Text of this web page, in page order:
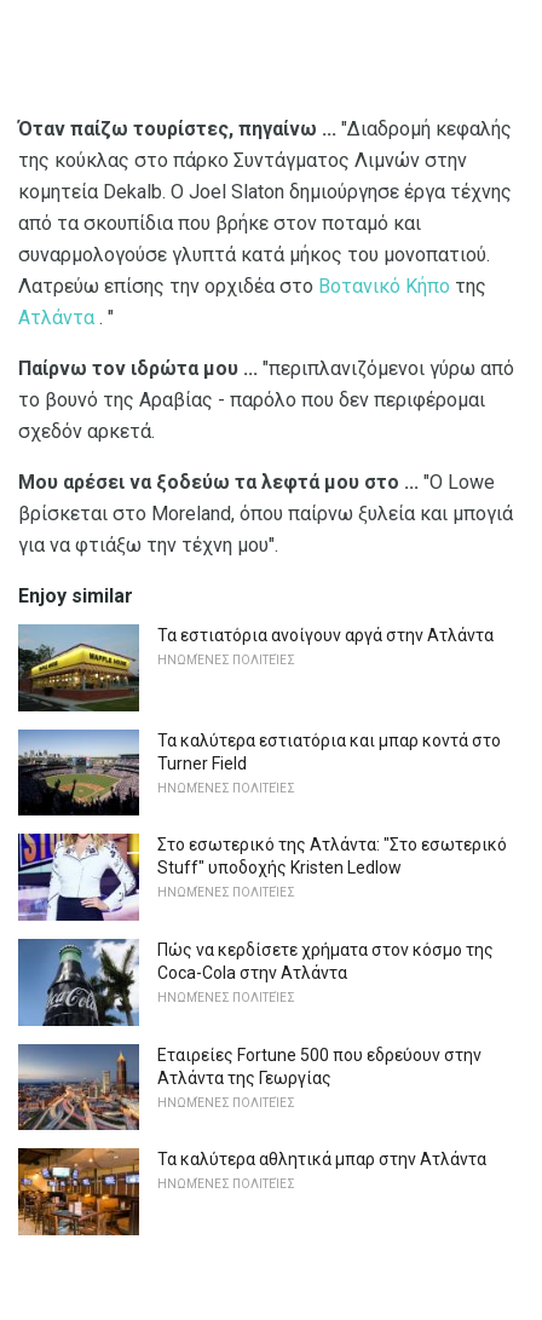
Όταν παίζω τουρίστες, πηγαίνω ... "Διαδρομή κεφαλής
της κούκλας στο πάρκο Συντάγματος Λιμνών στην
κομητεία Dekalb. Ο Joel Slaton δημιούργησε έργα τέχνης
από τα σκουπίδια που βρήκε στον ποταμό και
συναρμολογούσε γλυπτά κατά μήκος του μονοπατιού.
Λατρεύω επίσης την ορχιδέα στο Βοτανικό Κήπο της
Ατλάντα . "
Παίρνω τον ιδρώτα μου ... "περιπλανιζόμενοι γύρω από
το βουνό της Αραβίας - παρόλο που δεν περιφέρομαι
σχεδόν αρκετά.
Μου αρέσει να ξοδεύω τα λεφτά μου στο ... "Ο Lowe
βρίσκεται στο Moreland, όπου παίρνω ξυλεία και μπογιά
για να φτιάξω την τέχνη μου".
Enjoy similar
Τα εστιατόρια ανοίγουν αργά στην Ατλάντα
ΗΝΩΜΈΝΕΣ ΠΟΛΙΤΕΊΕΣ
Τα καλύτερα εστιατόρια και μπαρ κοντά στο
Turner Field
ΗΝΩΜΈΝΕΣ ΠΟΛΙΤΕΊΕΣ
Στο εσωτερικό της Ατλάντα: "Στο εσωτερικό
Stuff" υποδοχής Kristen Ledlow
ΗΝΩΜΈΝΕΣ ΠΟΛΙΤΕΊΕΣ
Πώς να κερδίσετε χρήματα στον κόσμο της
Coca-Cola στην Ατλάντα
ΗΝΩΜΈΝΕΣ ΠΟΛΙΤΕΊΕΣ
Εταιρείες Fortune 500 που εδρεύουν στην
Ατλάντα της Γεωργίας
ΗΝΩΜΈΝΕΣ ΠΟΛΙΤΕΊΕΣ
Τα καλύτερα αθλητικά μπαρ στην Ατλάντα
ΗΝΩΜΈΝΕΣ ΠΟΛΙΤΕΊΕΣ